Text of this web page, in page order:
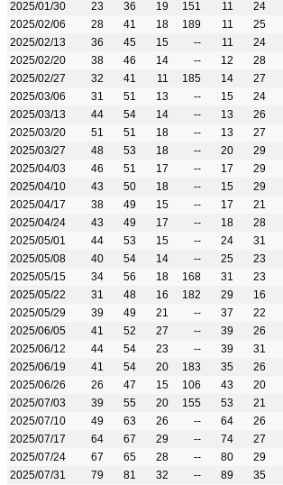
2025/01/30
23 36 19 151 11 24
2025/02/06
28 41 18 189 11 25
2025/02/13
36 45 15 -- 11 24
2025/02/20
38 46 14 -- 12 28
2025/02/27
32 41 11 185 14 27
2025/03/06
31 51 13 -- 15 24
2025/03/13
44 54 14 -- 13 26
2025/03/20
51 51 18 -- 13 27
2025/03/27
48 53 18 -- 20 29
2025/04/03
46 51 17 -- 17 29
2025/04/10
43 50 18 -- 15 29
2025/04/17
38 49 15 -- 17 21
2025/04/24
43 49 17 -- 18 28
2025/05/01
44 53 15 -- 24 31
2025/05/08
40 54 14 -- 25 23
2025/05/15
34 56 18 168 31 23
2025/05/22
31 48 16 182 29 16
2025/05/29
39 49 21 -- 37 22
2025/06/05
41 52 27 -- 39 26
2025/06/12
44 54 23 -- 39 31
2025/06/19
41 54 20 183 35 26
2025/06/26
26 47 15 106 43 20
2025/07/03
39 55 20 155 53 21
2025/07/10
49 63 26 -- 64 26
2025/07/17
64 67 29 -- 74 27
2025/07/24
67 65 28 -- 80 29
2025/07/31
79 81 32 -- 89 35